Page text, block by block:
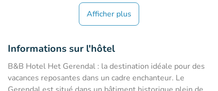
Afficher plus
Informations sur l'hôtel
B&B Hotel Het Gerendal : la destination idéale pour des
vacances reposantes dans un cadre enchanteur. Le